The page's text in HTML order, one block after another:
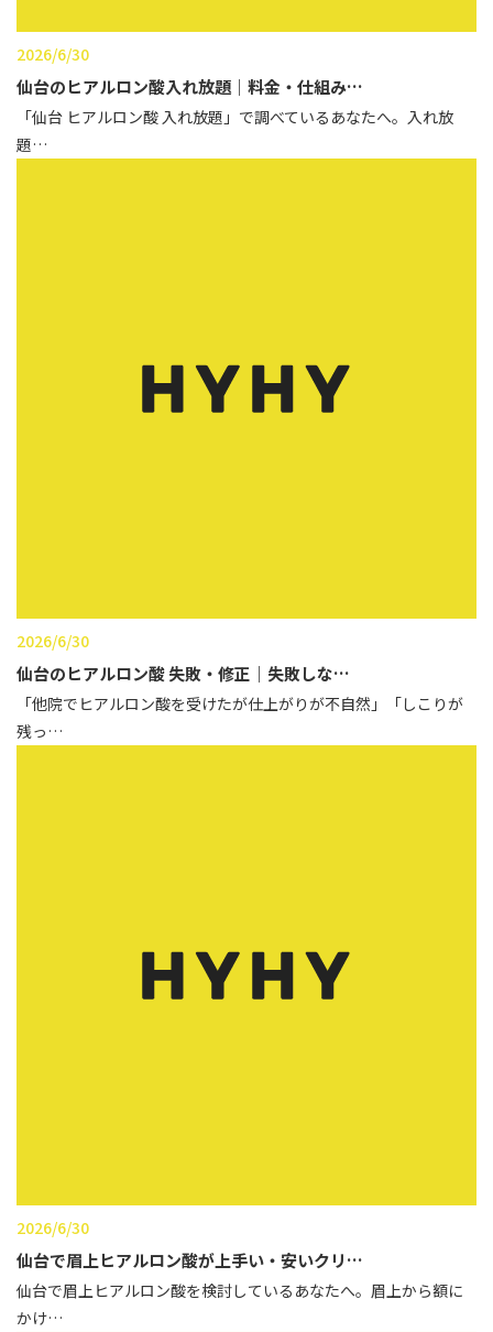
2026/6/30
仙台のヒアルロン酸入れ放題｜料金・仕組み…
「仙台 ヒアルロン酸 入れ放題」で調べているあなたへ。入れ放
題…
2026/6/30
仙台のヒアルロン酸 失敗・修正｜失敗しな…
「他院でヒアルロン酸を受けたが仕上がりが不自然」「しこりが
残っ…
2026/6/30
仙台で眉上ヒアルロン酸が上手い・安いクリ…
仙台で眉上ヒアルロン酸を検討しているあなたへ。眉上から額に
かけ…